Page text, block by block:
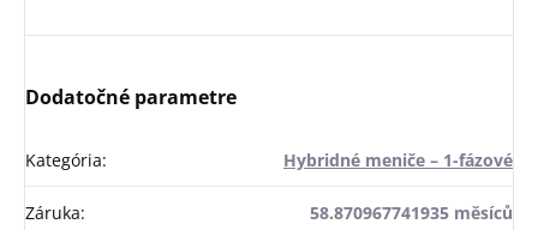
Dodatočné parametre
Kategória: Hybridné meniče – 1-fázové
Záruka: 58.870967741935 měsíců